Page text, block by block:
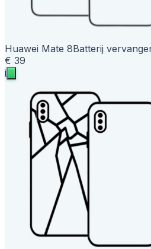
Huawei Mate 8Batterij
€ 39
i